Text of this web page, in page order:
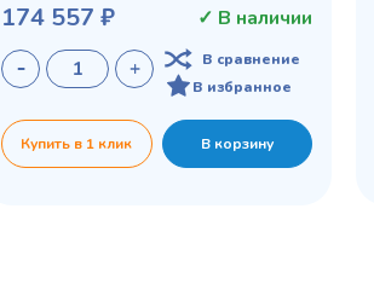
174 557 ₽ ✓ В наличии
В сравнение
В избранное
Купить в 1 клик В корзину